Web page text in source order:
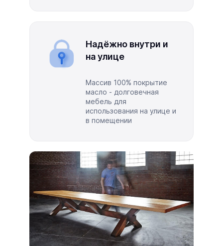
Надёжно внутри и
на улице
Массив 100% покрытие
масло - долговечная
мебель для
использования на улице и
в помещении